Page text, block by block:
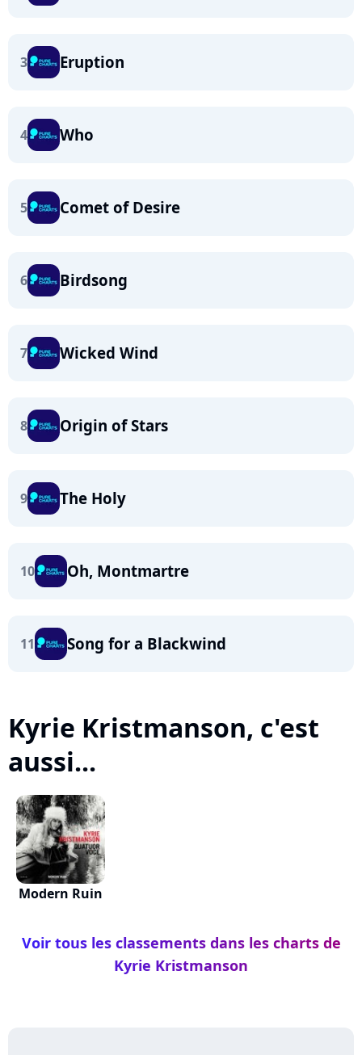
3 Eruption
4 Who
5 Comet of Desire
6 Birdsong
7 Wicked Wind
8 Origin of Stars
9 The Holy
10 Oh, Montmartre
11 Song for a Blackwind
Kyrie Kristmanson, c'est
aussi...
Modern Ruin
Voir tous les classements dans les charts de
Kyrie Kristmanson